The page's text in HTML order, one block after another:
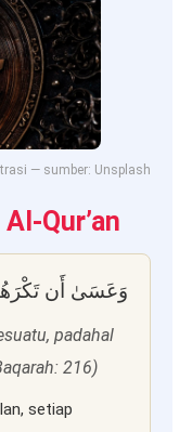
— sumber: Unsplash
Qur’an
وَعَسَىٰ أَن
padahal
216)
setiap